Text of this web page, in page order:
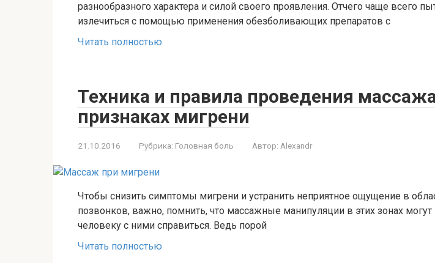
разнообразного характера и силой своего проявления. Отчего чаще всего
излечиться с помощью применения обезболивающих препаратов с
Читать полностью
Техника и правила проведения
признаках мигрени
21.10.2016 Рубрика: Головная боль Автор: Alexandr
Чтобы снизить симптомы мигрени и устранить неприятное ощущение в
позвонков, важно, помнить, что массажные манипуляции в этих зонах
человеку с ними справиться. Ведь порой
Читать полностью